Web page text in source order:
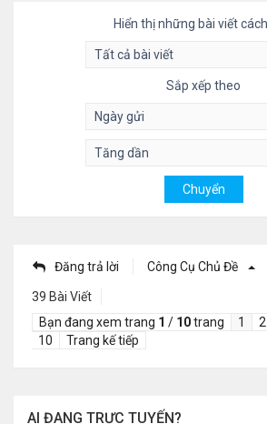
Hiển thị những bài viết
Sắp xếp theo
Đăng trả lời Công Cụ Chủ Đề
39 Bài Viết
Bạn đang xem trang 1 / 10trang 1 2
10
Trang kế tiếp
AI ĐANG TRỰC TUYẾN?